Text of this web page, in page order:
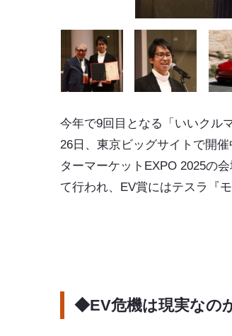
今年で9回目となる「 いいクル
26日、東京ビッグサイトで開
ターマーケットEXPO 2025の
て行われ、EV賞にはテスラ 『
◆EV危機は現実なの